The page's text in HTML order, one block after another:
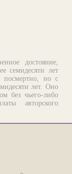
достояние,
семидесяти лет
посмертно, но с
лет. Оно
без чьего-либо
авторского